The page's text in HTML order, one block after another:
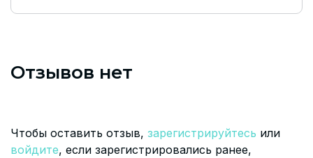
Отзывов нет
Чтобы оставить отзыв, зарегистрируйтесь или
войдите, если зарегистрировались ранее,